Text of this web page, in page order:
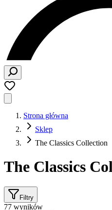
Strona główna
Sklep
The Classics Collection
The Classics
Filtry
77 wyników